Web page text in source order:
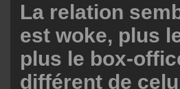
La relation
est woke, plus
plus le box-
différent de